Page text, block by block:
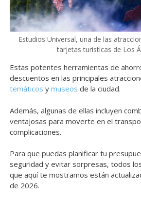
Estudios Universal, una de las
tarjetas turísticas de Los
Estas potentes herramientas de
descuentos en las principales
temáticos y museos de la ciudad.
Además, algunas de ellas incluyen
ventajosas para moverte en el
complicaciones.
Para que puedas planificar tu
seguridad y evitar sorpresas, todos
que aquí te mostramos están
de 2026.